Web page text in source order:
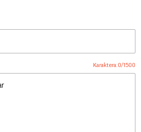
Karaktera:0/1500